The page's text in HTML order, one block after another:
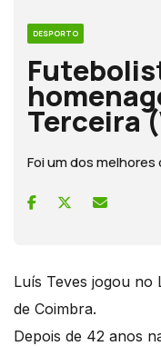
DESPORTO
Terceira
Foi um dos
Luís Teves jogou no
de Coimbra.
Depois de 42 anos